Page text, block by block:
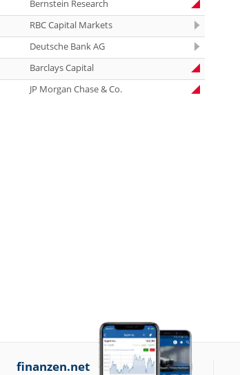
Bernstein Research
RBC Capital Markets
Deutsche Bank AG
Barclays Capital
JP Morgan Chase & Co.
finanzen.net